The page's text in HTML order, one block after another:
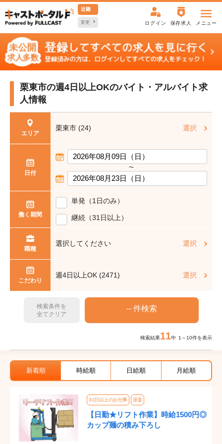
近畿
変更 ログイン 保存求人 メニュー
栗東市の週4日以上OKのバイト・アルバイト求
人情報
エリア
栗東市 (24) 選択
日付
〜
働く期間
単発（1日のみ）
継続（31日以上）
職種
選択してください 選択
こだわり
週4日以上OK (2471) 選択
検索条件を
全てクリア
検索結果11中 1～10件を表示
新着順 時給順 日給順 月給順
31日以上のお仕事 派遣
【日勤★リフト作業】時給1500円◎
カップ麺の積み下ろし